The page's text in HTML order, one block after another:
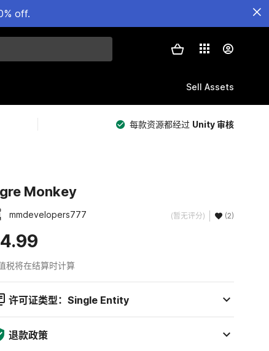
off.
Sell Assets
每款资源都经过 Unity 审核
Monkey
mmdevelopers777 (暂无评分) (2)
税将在结算时计算
许可证类型：Single Entity
退款政策